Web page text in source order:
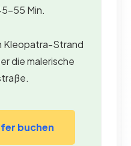
Min.
Kleopatra-Strand
die malerische
buchen